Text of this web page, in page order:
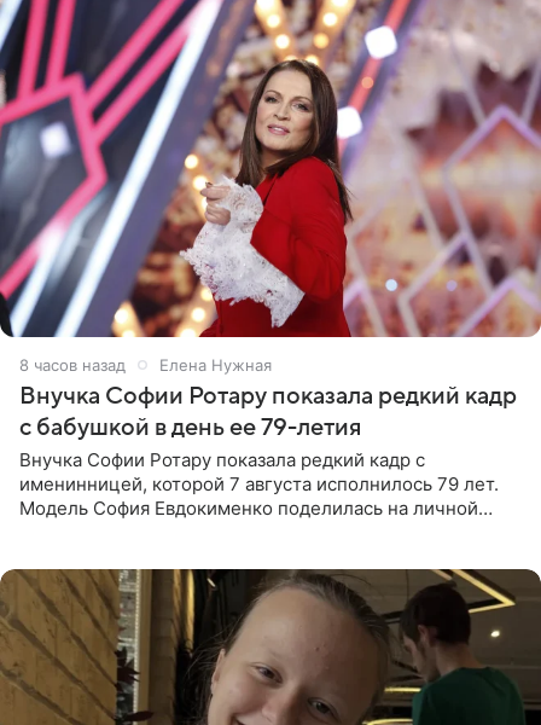
8 часов назад Елена Нужная
Внучка Софии Ротару показала редкий кадр
с бабушкой в день ее 79-летия
Внучка Софии Ротару показала редкий кадр с
именинницей, которой 7 августа исполнилось 79 лет.
Модель София Евдокименко поделилась на личной